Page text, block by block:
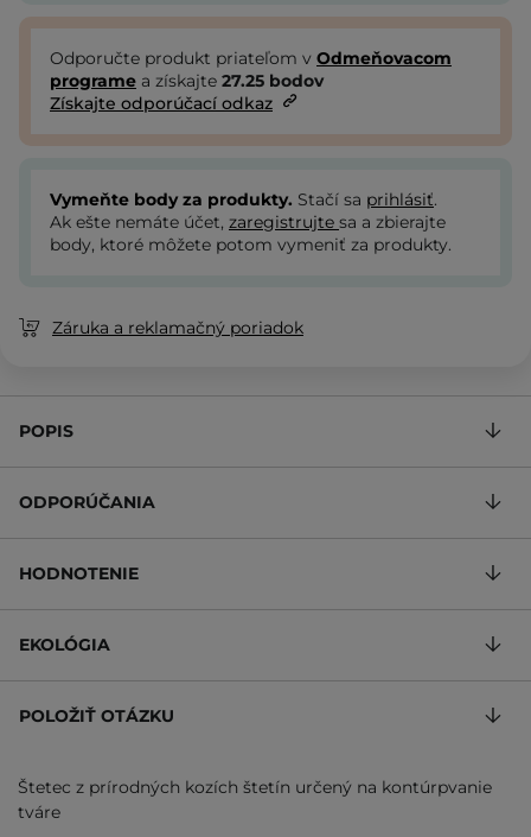
Odporučte produkt priateľom v Odmeňovacom
programe a získajte 27.25 bodov
Získajte odporúčací odkaz
Vymeňte body za produkty. Stačí sa prihlásiť.
Ak ešte nemáte účet, zaregistrujte sa a zbierajte
body, ktoré môžete potom vymeniť za produkty.
Záruka a reklamačný poriadok
POPIS
ODPORÚČANIA
HODNOTENIE
EKOLÓGIA
POLOŽIŤ OTÁZKU
Štetec z prírodných kozích štetín určený na kontúrpvanie
tváre